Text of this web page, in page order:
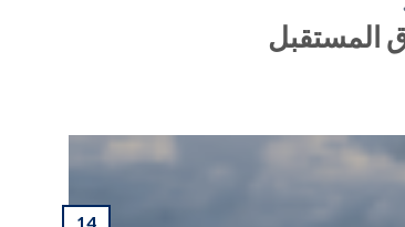
المستقبل
14